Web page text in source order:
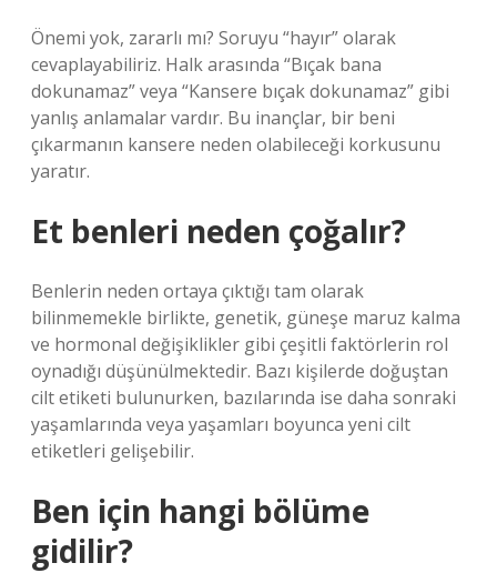
Önemi yok, zararlı mı? Soruyu “hayır” olarak
cevaplayabiliriz. Halk arasında “Bıçak bana
dokunamaz” veya “Kansere bıçak dokunamaz” gibi
yanlış anlamalar vardır. Bu inançlar, bir beni
çıkarmanın kansere neden olabileceği korkusunu
yaratır.
Et benleri neden çoğalır?
Benlerin neden ortaya çıktığı tam olarak
bilinmemekle birlikte, genetik, güneşe maruz kalma
ve hormonal değişiklikler gibi çeşitli faktörlerin rol
oynadığı düşünülmektedir. Bazı kişilerde doğuştan
cilt etiketi bulunurken, bazılarında ise daha sonraki
yaşamlarında veya yaşamları boyunca yeni cilt
etiketleri gelişebilir.
Ben için hangi bölüme
gidilir?